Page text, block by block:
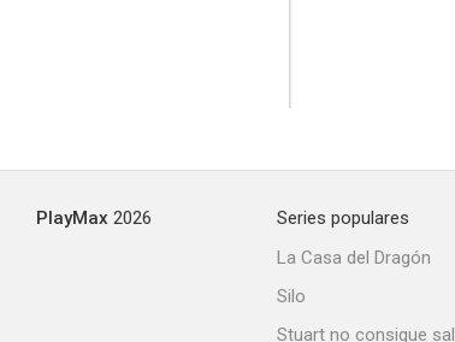
PlayMax 2026
Series populares
La Casa del Dragón
Silo